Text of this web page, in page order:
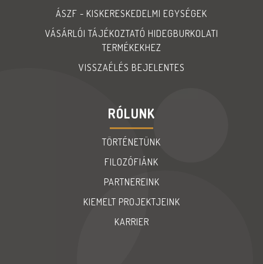
ÁSZF - KISKERESKEDELMI EGYSÉGEK
VÁSÁRLÓI TÁJÉKOZTATÓ HIDEGBURKOLATI
TERMÉKEKHEZ
VISSZAÉLÉS BEJELENTES
RÓLUNK
TÖRTÉNETÜNK
FILOZÓFIÁNK
PARTNEREINK
KIEMELT PROJEKTJEINK
KARRIER